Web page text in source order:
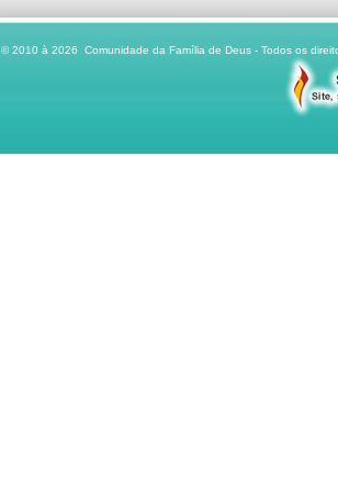
© 2010 à 2026 Comunidade da Família de Deus - Todos os